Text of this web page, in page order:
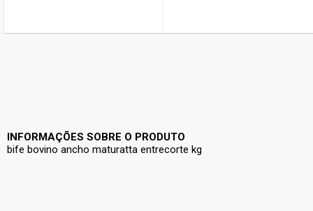
INFORMAÇÕES SOBRE O PRODUTO
bife bovino ancho maturatta entrecorte kg